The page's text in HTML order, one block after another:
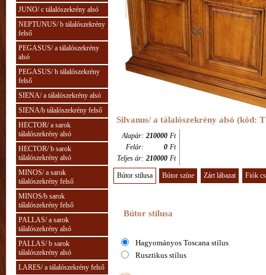
JUNO/ c tálalószekrény alsó
NEPTUNUS/ b tálalószekrény
felső
PEGASUS/ a tálalószekrény
alsó
PEGASUS/ b tálalószekrény
felső
SIENA/ a tálalószekrény alsó
SIENA/b tálalószekrény felső
HECTOR/ a sarok
tálalószekrény alsó
HECTOR/ b sarok
tálalószekrény alsó
MINOS/ a sarok
tálalószekrény felső
MINOS/b sarok
tálalószekrény felső
PALLAS/ a sarok
tálalószekrény alsó
PALLAS/ b sarok
tálalószekrény alsó
LARES/ a tálalószekrény felső
Silvanus/ a tálalószekrény alsó (kód:
Alapár: 210000 Ft
Felár:
0 Ft
Teljes ár: 210000 Ft
Bútor stílusa Bútor színe Zárt lábazat Fiók
Bútor stílusa
Hagyományos Toscana stílus
Rusztikus stílus